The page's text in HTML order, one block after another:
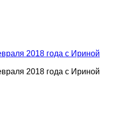
2018 года с Ириной
2018 года с Ириной